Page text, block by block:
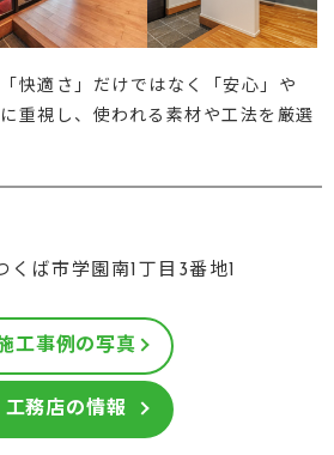
快適さ」だけではなく「安心」や
重視し、使われる素材や工法を厳選
ば市学園南1丁目3番地1
工事例の写真
工務店の情報